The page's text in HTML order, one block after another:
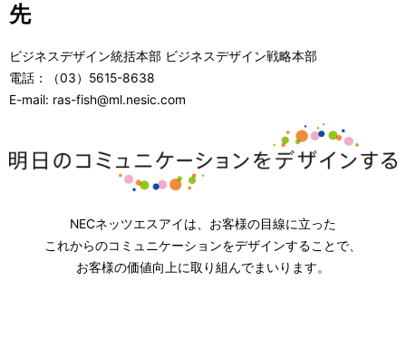
先
ビジネスデザイン統括本部 ビジネスデザイン戦略本部
電話：（03）5615-8638
E-mail: ras-fish@ml.nesic.com
NECネッツエスアイは、お客様の目線に立った
これからのコミュニケーションをデザインすることで、
お客様の価値向上に取り組んでまいります。